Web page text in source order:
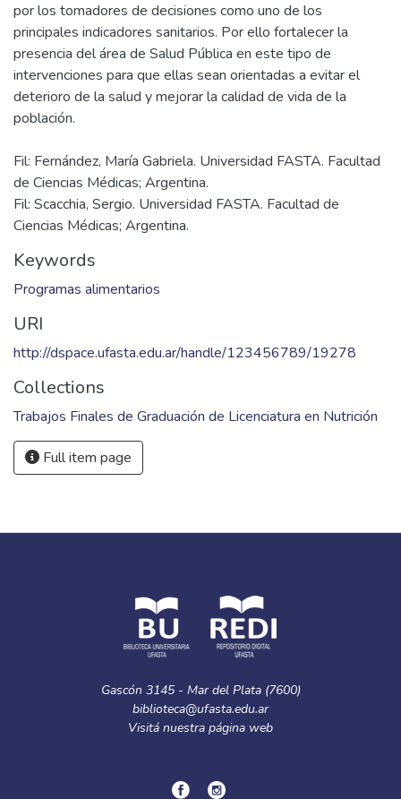
por los tomadores de decisiones como uno de los
principales indicadores sanitarios. Por ello fortalecer la
presencia del área de Salud Pública en este tipo de
intervenciones para que ellas sean orientadas a evitar el
deterioro de la salud y mejorar la calidad de vida de la
Fil: Fernández, María Gabriela. Universidad FASTA. Facultad
de Ciencias Médicas; Argentina.
Fil: Scacchia, Sergio. Universidad FASTA. Facultad de
Ciencias Médicas; Argentina.
Keywords
Programas alimentarios
URI
http://dspace.ufasta.edu.ar/handle/123456789/19278
Collections
Trabajos Finales de Graduación de Licenciatura en Nutrición
Full item page
Gascón 3145 - Mar del Plata (7600)
biblioteca@ufasta.edu.ar
Visitá nuestra página web